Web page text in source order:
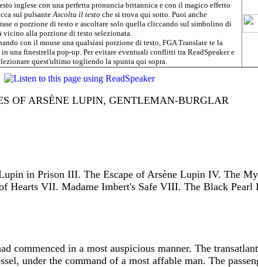
inglese con una perfetta pronuncia britannica e con il magico effetto
sul pulsanteAscolta il testo che si trova qui sotto. Puoi anche
o porzione di testo e ascoltare solo quella cliccando sul simbolino di
vicino alla porzione di testo selezionata.
con il mouse una qualsiasi porzione di testo, FGA Translate te la
in una finestrella pop-up. Per evitare eventuali conflitti tra ReadSpeaker e
quest'ultimo togliendo la spunta qui sopra.
OF ARSÈNE LUPIN, GENTLEMAN-BURGLAR
in Prison III. The Escape of Arsène Lupin IV. The
Hearts VII. Madame Imbert's Safe VIII. The Black Pearl
commenced in a most auspicious manner. The
under the command of a most affable man. The